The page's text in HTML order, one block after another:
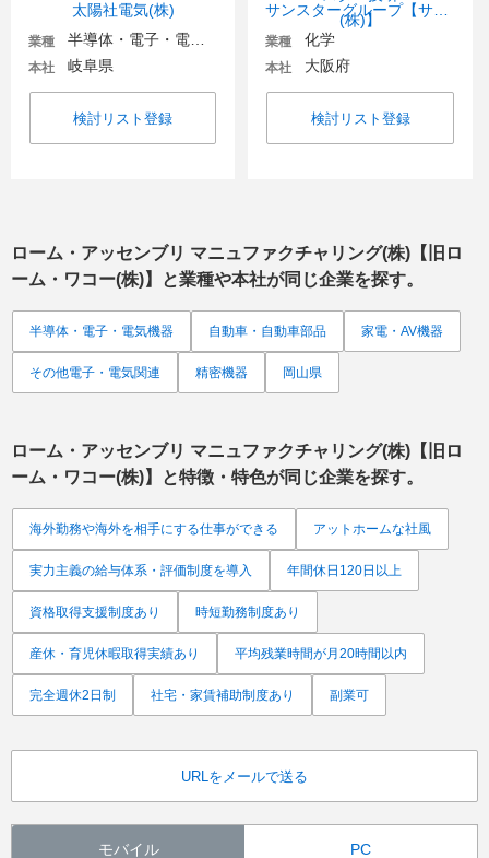
太陽社電気(株)
業種
本社 岐阜県
検討リスト登録
業種 化学
本社 大阪府
検討リスト登録
ローム・アッセンブリ マニュファクチャリング(株)【旧ロ
ーム・ワコー(株)】
と業種や本社が同じ企業を探す。
半導体・電子・電気機器 自動車・自動車部品 家電・AV機器
その他電子・電気関連 精密機器 岡山県
ローム・アッセンブリ マニュファクチャリング(株)【旧ロ
ーム・ワコー(株)】
と特徴・特色が同じ企業を探す。
海外勤務や海外を相手にする仕事ができる アットホームな社風
実力主義の給与体系・評価制度を導入 年間休日120日以上
資格取得支援制度あり 時短勤務制度あり
産休・育児休暇取得実績あり 平均残業時間が月20時間以内
完全週休2日制 社宅・家賃補助制度あり 副業可
URLをメールで送る
モバイル PC